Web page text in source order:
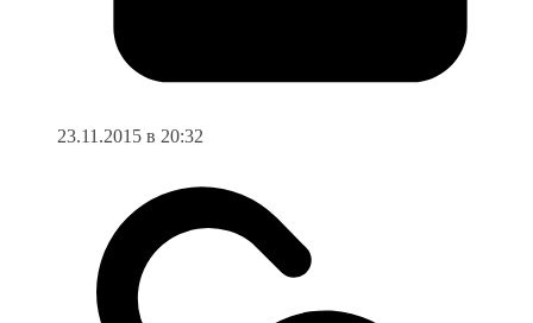
23.11.2015 в 20:32